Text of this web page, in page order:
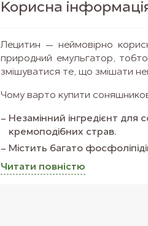
Корисна
Читати повнiстю
Лецитин — неймовірно
природний емульгатор,
змішуватися те, що змішати
Чому варто купити
Незамінний інгредієнт для
кремоподібних страв.
Містить багато
Підходить для веганів.